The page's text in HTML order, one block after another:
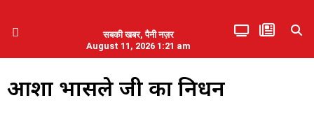
सबकी खबर, पैनी नज़र
August 11, 2026 1:21 am
आशा भोंसले जी का निधन